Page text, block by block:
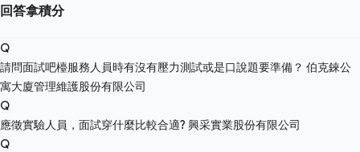
回答拿積分
Q
請問面試吧檯服務人員時有沒有壓力測試或是口說題要準備？ 伯克錸公
寓大廈管理維護股份有限公司
Q
應徵實驗人員，面試穿什麼比較合適? 興采實業股份有限公司
Q